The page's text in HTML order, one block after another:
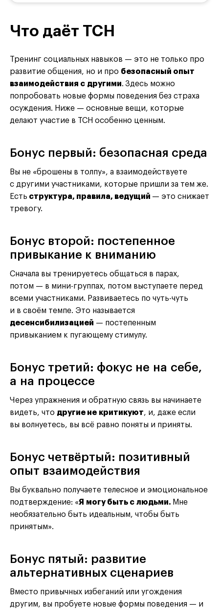
Что даёт ТСН
Тренинг социальных навыков — это не только про
развитие общения, но и про безопасный опыт
взаимодействия с другими. Здесь можно
попробовать новые формы поведения без страха
осуждения. Ниже — основные вещи, которые
делают участие в ТСН особенно ценным.
Бонус первый: безопасная среда
Вы не «брошены в толпу», а взаимодействуете
с другими участниками, которые пришли за тем же.
Есть структура, правила, ведущий — это снижает
тревогу.
Бонус второй: постепенное
привыкание к вниманию
Сначала вы тренируетесь общаться в парах,
потом — в мини-группах, потом выступаете перед
всеми участниками. Развиваетесь по чуть-чуть
и в своём темпе. Это называется
десенсибилизацией — постепенным
привыканием к пугающему стимулу.
Бонус третий: фокус не на себе,
а на процессе
Через упражнения и обратную связь вы начинаете
видеть, что другие не критикуют, и, даже если
вы волнуетесь, вы всё равно поняты и приняты.
Бонус четвёртый: позитивный
опыт взаимодействия
Вы буквально получаете телесное и эмоциональное
подтверждение: «Я могу быть с людьми. Мне
необязательно быть идеальным, чтобы быть
принятым».
Бонус пятый: развитие
альтернативных сценариев
Вместо привычных избеганий или угождения
другим, вы пробуете новые формы поведения — и